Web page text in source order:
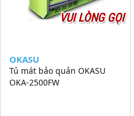
VUI LÒNG GỌI
OKASU
Tủ mát bảo quản OKASU
OKA-2500FW